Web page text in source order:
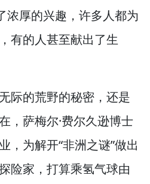
浓厚的兴趣， 许多人都为
有的人甚至献出了生
际的荒野的秘密， 还是
， 萨梅尔·费尔久逊博士
， 为解开“非洲之谜”做出
险家， 打算乘氢气球由